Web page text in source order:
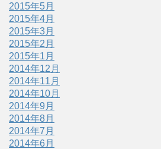
2015年5月
2015年4月
2015年3月
2015年2月
2015年1月
2014年12月
2014年11月
2014年10月
2014年9月
2014年8月
2014年7月
2014年6月